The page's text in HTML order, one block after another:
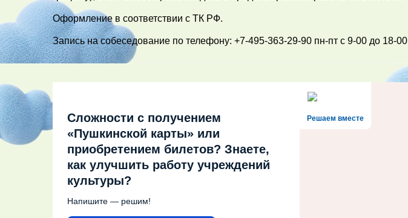
Оформление в соответствии с ТК РФ.
Запись на собеседование по телефону: +7-495-363-29-90 пн-пт с 9-00 до 18-00
Решаем вместе
Сложности с получением
«Пушкинской карты» или
приобретением билетов? Знаете,
как улучшить работу учреждений
культуры?
Напишите — решим!